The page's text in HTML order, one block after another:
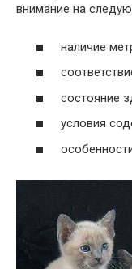
внимание на
наличие
состояние
условия